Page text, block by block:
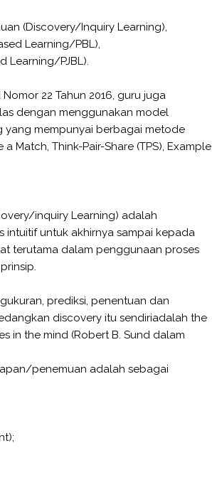
(Discovery/Inquiry Learning),
Learning/PBL),
Learning/PJBL).
22 Tahun 2016, guru juga
dengan menggunakan model
yang mempunyai berbagai metode
Match, Think-Pair-Share (TPS), Example
inquiry Learning) adalah
intuitif untuk akhirnya sampai kepada
terutama dalam penggunaan proses
prediksi, penentuan dan
discovery itu sendiriadalah the
in the mind (Robert B. Sund dalam
penemuan adalah sebagai